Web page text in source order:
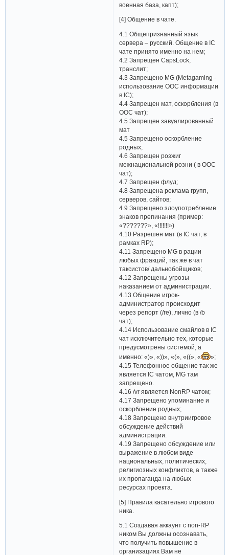
военная база, капт);
[4] Общение в чате.
4.1 Общепризнанный язык
сервера – русский. Общение в IC
чате принято именно на нем;
4.2 Запрещен CapsLock,
транслит;
4.3 Запрещено MG (Mеtagаming -
использование OOC информации
в IC);
4.4 Запрещен мат, оскорбления (в
OOC чат);
4.5 Запрещен завуалированный
мат
4.5 Запрещено оскорбление
родных;
4.6 Запрещен розжиг
межнациональной розни ( в ООС
чат);
4.7 Запрещен флуд;
4.8 Запрещена реклама групп,
серверов, сайтов;
4.9 Запрещено злоупотребление
знаков препинания (пример:
«???????», «!!!!!!!»)
4.10 Разрешен мат (в IC чат, в
рамках RP);
4.11 Запрещено MG в рации
любых фракций, так же в чат
таксистов/ дальнобойщиков;
4.12 Запрещены угрозы
наказанием от администрации.
4.13 Общение игрок-
администратор происходит
через репорт (/re), лично (в /b
чат);
4.14 Использование смайлов в IC
чат исключительно тех, которые
предусмотрены системой, а
именно: «)», «))», «(», «((», «
»;
4.15 Телефонное общение так же
является IC чатом, MG там
запрещено.
4.16 /vr является NonRP чатом;
4.17 Запрещено упоминание и
оскорбление родных;
4.18 Запрещено внутриигровое
обсуждение действий
администрации.
4.19 Запрещено обсуждение или
выражение в любом виде
национальных, политических,
религиозных конфликтов, а также
их пропаганда на любых
ресурсах проекта.
[5] Правила касательно игрового
ника.
5.1 Создавая аккаунт с non-RP
ником Вы должны осознавать,
что получить повышение в
организациях Вам не